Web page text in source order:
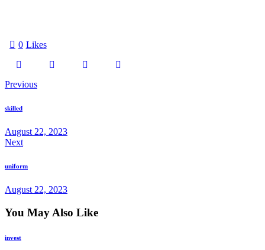
0 Likes
Previous
skilled
August 22, 2023
Next
uniform
August 22, 2023
You May Also Like
invest